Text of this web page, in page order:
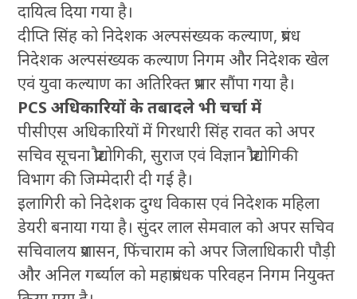
दायित्व दिया गया है।
दीप्ति सिंह को निदेशक अल्पसंख्यक कल्याण, प्रबंध
निदेशक अल्पसंख्यक कल्याण निगम और निदेशक खेल
एवं युवा कल्याण का अतिरिक्त प्रभार सौंपा गया है।
PCS अधिकारियों के तबादले भी चर्चा में
पीसीएस अधिकारियों में गिरधारी सिंह रावत को अपर
सचिव सूचना प्रौद्योगिकी, सुराज एवं विज्ञान प्रौद्योगिकी
विभाग की जिम्मेदारी दी गई है।
इलागिरी को निदेशक दुग्ध विकास एवं निदेशक महिला
डेयरी बनाया गया है। सुंदर लाल सेमवाल को अपर सचिव
सचिवालय प्रशासन, फिंचाराम को अपर जिलाधिकारी पौड़ी
और अनिल गर्ब्याल को महाप्रबंधक परिवहन निगम नियुक्त